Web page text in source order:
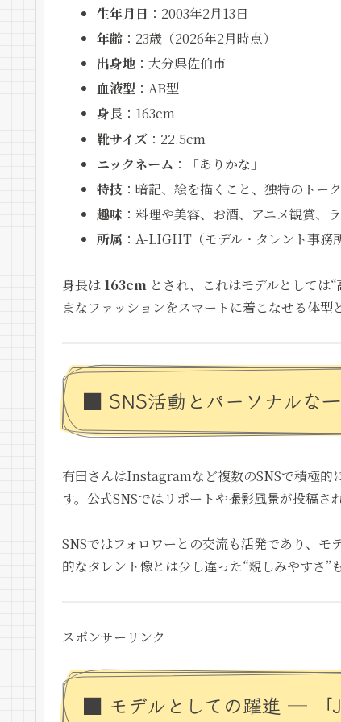
生年月日 ：2003年2月13日
年齢 ：23歳（2026年2月時点）
出身地 ：大分県佐伯市
血液型 ：AB型
身長 ：163cm
靴サイズ ：22.5cm
ニックネーム ：「ありかな」
特技 ：暗記、絵を描くこと、独特のトー
趣味 ：料理や美容、お酒、アニメ観賞、
所属 ：A-LIGHT（モデル・タレント事務
身長は 163cm とされ、これはモデルとしては
まなファッションをスマートに着こなせる体型
■ SNS活動とパーソナルな
有田さんはInstagramなど複数のSNSで積極的
す。公式SNSではリポートや撮影風景が投稿さ
SNSではフォロワーとの交流も活発であり、
的なタレント像とは少し違った“親しみやすさ”
スポンサーリンク
■ モデルとしての躍進 ─ 「